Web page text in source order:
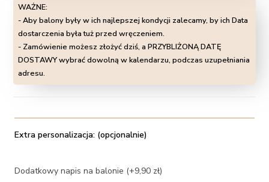
WAŻNE:
- Aby balony były w ich najlepszej kondycji zalecamy, by ich Data
dostarczenia była tuż przed wręczeniem.
- Zamówienie możesz złożyć dziś, a PRZYBLIŻONĄ DATĘ
DOSTAWY wybrać dowolną w kalendarzu, podczas uzupełniania
adresu.
Extra personalizacja: (opcjonalnie)
Dodatkowy napis na balonie (+9,90 zł)